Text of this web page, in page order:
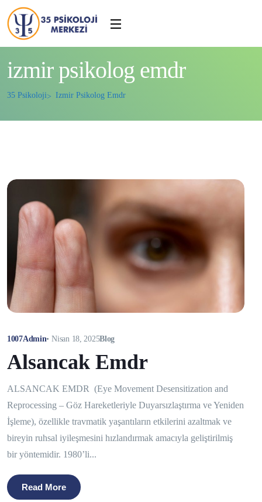
izmir psikolog emdr
35 Psikoloji Izmir Psikolog Emdr
1007Admin• Nisan 18, 2025Blog
Alsancak Emdr
ALSANCAK EMDR (Eye Movement Desensitization and
Reprocessing – Göz Hareketleriyle Duyarsızlaştırma ve Yeniden
İşleme), özellikle travmatik yaşantıların etkilerini azaltmak ve
bireyin ruhsal iyileşmesini hızlandırmak amacıyla geliştirilmiş
bir yöntemidir. 1980’li...
Read More